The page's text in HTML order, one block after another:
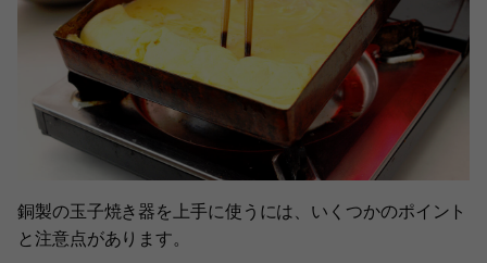
銅製の玉子焼き器を上手に使うには、いくつかのポイント
と注意点があります。